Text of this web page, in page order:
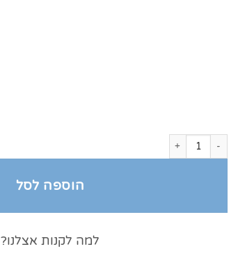
כמות של חלוקי מגבת לילדים עם כובע כחול רויאל
הוספה לסל
למה לקנות אצלנו?